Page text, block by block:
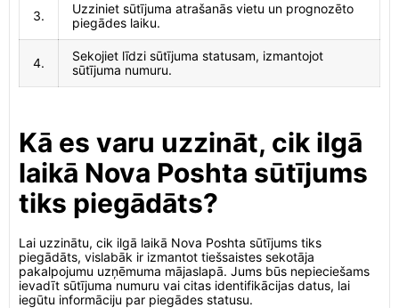
3.
Uzziniet sūtījuma atrašanās vietu un prognozēto
piegādes laiku.
4.
Sekojiet līdzi sūtījuma statusam, izmantojot
sūtījuma numuru.
Kā es varu uzzināt, cik ilgā
laikā Nova Poshta sūtījums
tiks piegādāts?
Lai uzzinātu, cik ilgā laikā Nova Poshta sūtījums tiks
piegādāts, vislabāk ir izmantot tiešsaistes sekotāja
pakalpojumu uzņēmuma mājaslapā. Jums būs nepieciešams
ievadīt sūtījuma numuru vai citas identifikācijas datus, lai
iegūtu informāciju par piegādes statusu.